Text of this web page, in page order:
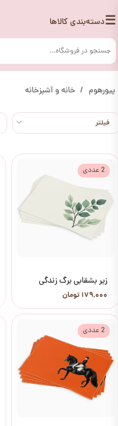
☰دسته‌بندی کالاها
پیورهوم خانه و آشپزخانه
زیر بشقابی برگ زندگی
۱۷۹,۰۰۰ تومان
2 عددی
2 عددی